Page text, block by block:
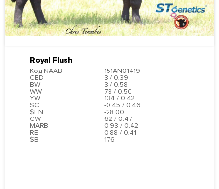
Royal Flush
Код NAAB
151AN01419
CED
3 / 0.39
BW
3 / 0.58
WW
78 / 0.50
YW
134 / 0.42
SC
-0.45 / 0.46
$EN
-28.00
CW
62 / 0.47
MARB
0.93 / 0.42
RE
0.88 / 0.41
$B
176